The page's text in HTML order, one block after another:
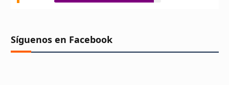
Síguenos en Facebook